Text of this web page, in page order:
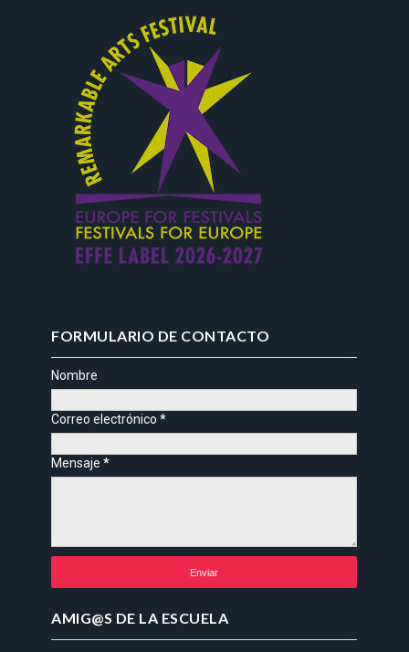
FORMULARIO DE CONTACTO
Nombre
Correo electrónico*
Mensaje*
AMIG@S DE LA ESCUELA